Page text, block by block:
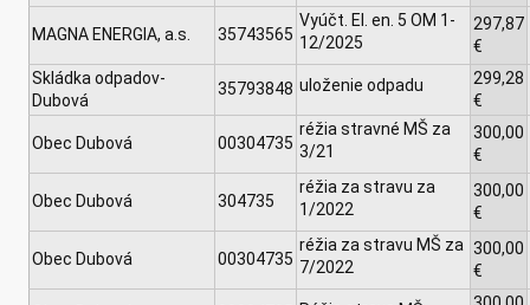
MAGNA ENERGIA, a.s. 35743565
Vyúčt. El. en. 5 OM 1-
12/2025
297,87
€
Skládka odpadov-
Dubová
35793848 uloženie odpadu
299,28
€
Obec Dubová 00304735
réžia stravné MŠ za
3/21
300,00
€
Obec Dubová 304735
réžia za stravu za
1/2022
300,00
€
Obec Dubová 00304735
réžia za stravu MŠ za
7/2022
300,00
€